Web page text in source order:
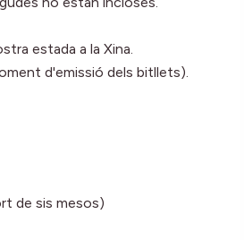
estada a la Xina.
d'emissió dels bitllets).
de sis mesos)